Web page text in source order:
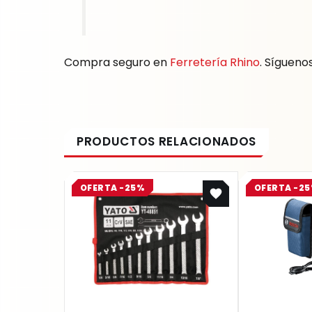
Compra seguro en Ferretería Rhino.
OFERTA -25%
Original
price
was:
$ 218.800.
Current
price
is:
$ 164.100.
OFERTA -